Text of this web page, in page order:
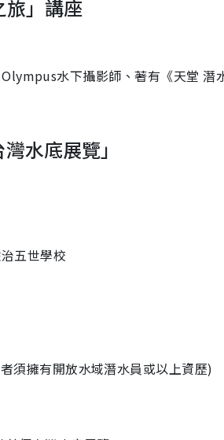
旅」講座
水下攝影師、著有《天堂 潛
水底展覽」
五世學校
須擁有開放水域潛水員或以上資歷)